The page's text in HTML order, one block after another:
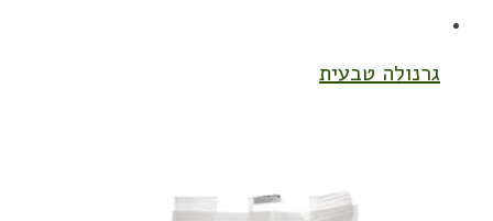
גרנולה טבעית